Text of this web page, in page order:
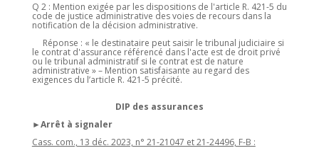
Q 2 : Mention exigée par les dispositions de l'article R. 421-5 du
code de justice administrative des voies de recours dans la
notification de la décision administrative.
Réponse : « le destinataire peut saisir le tribunal judiciaire si
le contrat d'assurance référencé dans l'acte est de droit privé
ou le tribunal administratif si le contrat est de nature
administrative » – Mention satisfaisante au regard des
exigences du l’article R. 421-5 précité.
DIP des assurances
►Arrêt à signaler
Cass. com., 13 déc. 2023, n° 21-21047 et 21-24496, F-B :